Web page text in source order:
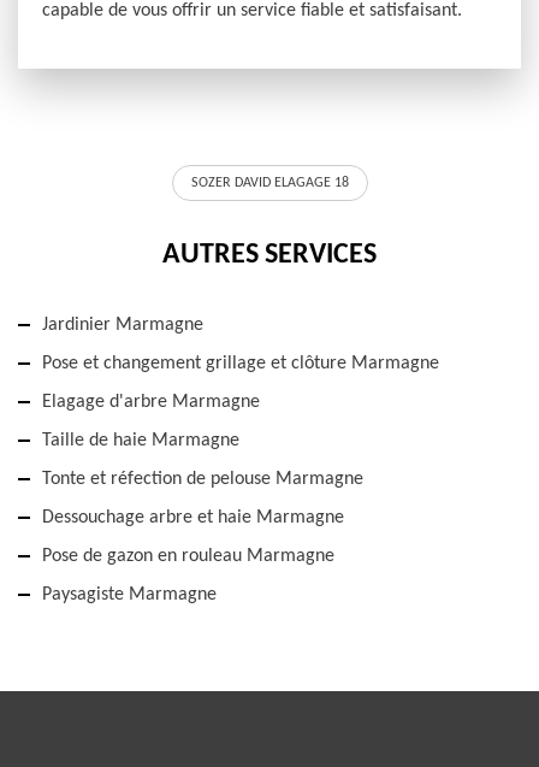
capable de vous offrir un service fiable et satisfaisant.
SOZER DAVID ELAGAGE 18
AUTRES SERVICES
Jardinier Marmagne
Pose et changement grillage et clôture Marmagne
Elagage d'arbre Marmagne
Taille de haie Marmagne
Tonte et réfection de pelouse Marmagne
Dessouchage arbre et haie Marmagne
Pose de gazon en rouleau Marmagne
Paysagiste Marmagne